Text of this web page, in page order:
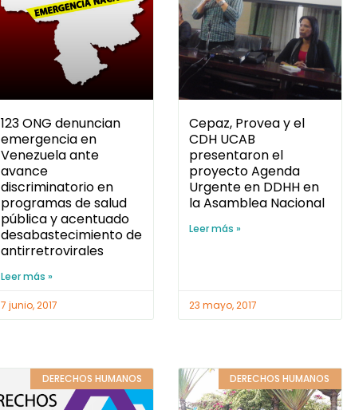
123 ONG denuncian
emergencia en
Venezuela ante
avance
discriminatorio en
programas de salud
pública y acentuado
desabastecimiento de
antirretrovirales
Leer más »
7 junio, 2017
Cepaz, Provea y el
CDH UCAB
presentaron el
proyecto Agenda
Urgente en DDHH en
la Asamblea Nacional
Leer más »
23 mayo, 2017
DERECHOS HUMANOS DERECHOS HUMANOS